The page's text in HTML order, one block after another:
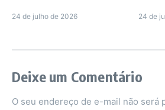
24 de julho de 2026 24 de
Deixe um Comentário
O seu endereço de e-mail não será